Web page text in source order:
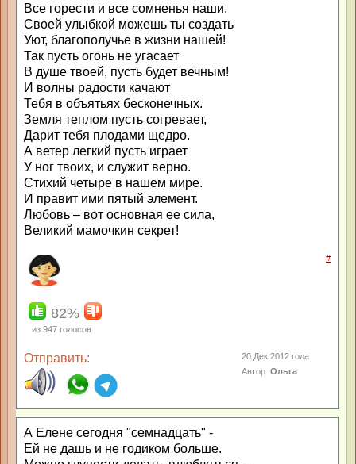
Все горести и все сомненья наши.
Своей улыбкой можешь ты создать
Уют, благополучье в жизни нашей!
Так пусть огонь не угасает
В душе твоей, пусть будет вечным!
И волны радости качают
Тебя в объятьях бесконечных.
Земля теплом пусть согревает,
Дарит тебя плодами щедро.
А ветер легкий пусть играет
У ног твоих, и служит верно.
Стихий четыре в нашем мире.
И правит ими пятый элемент.
Любовь – вот основная ее сила,
Великий мамочкин секрет!
#
82%
из 947 голосов
Отправить:
20 Дек 2012 года
Автор:Ольга
А Елене сегодня "семнадцать" -
Ей не дашь и не годиком больше.